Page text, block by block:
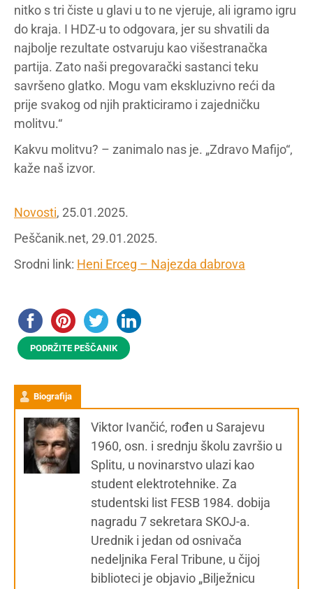
nitko s tri čiste u glavi u to ne vjeruje, ali igramo igru
do kraja. I HDZ-u to odgovara, jer su shvatili da
najbolje rezultate ostvaruju kao višestranačka
partija. Zato naši pregovarački sastanci teku
savršeno glatko. Mogu vam ekskluzivno reći da
prije svakog od njih prakticiramo i zajedničku
molitvu.“
Kakvu molitvu? – zanimalo nas je. „Zdravo Mafijo“,
kaže naš izvor.
Novosti, 25.01.2025.
Peščanik.net, 29.01.2025.
Srodni link: Heni Erceg – Najezda dabrova
PODRŽITE PEŠČANIK
Biografija
Viktor Ivančić, rođen u Sarajevu
1960, osn. i srednju školu završio u
Splitu, u novinarstvo ulazi kao
student elektrotehnike. Za
studentski list FESB 1984. dobija
nagradu 7 sekretara SKOJ-a.
Urednik i jedan od osnivača
nedeljnika Feral Tribune, u čijoj
biblioteci je objavio „Bilježnicu